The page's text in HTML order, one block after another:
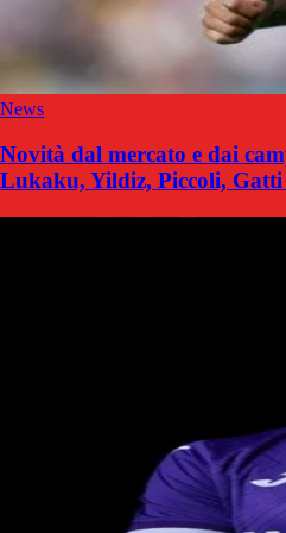
News
Novità dal mercato e dai
Lukaku, Yildiz, Piccoli,